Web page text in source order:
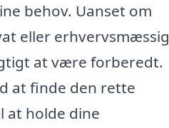
behov. Uanset om
eller erhvervsmæssig
at være forberedt.
at finde den rette
at holde dine